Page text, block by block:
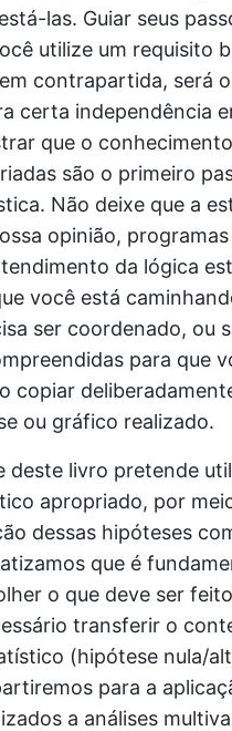
las. Guiar seus
utilize um requisito
contrapartida, será
certa independência
que o
são o primeiro
Não deixe que a
opinião,
da lógica
você está
ser coordenado, ou
para que
copiar
ou gráfico realizado.
deste livro pretende
apropriado, por
dessas hipóteses
que é
o que deve ser
transferir o
(hipótese nula/
para a
a análises